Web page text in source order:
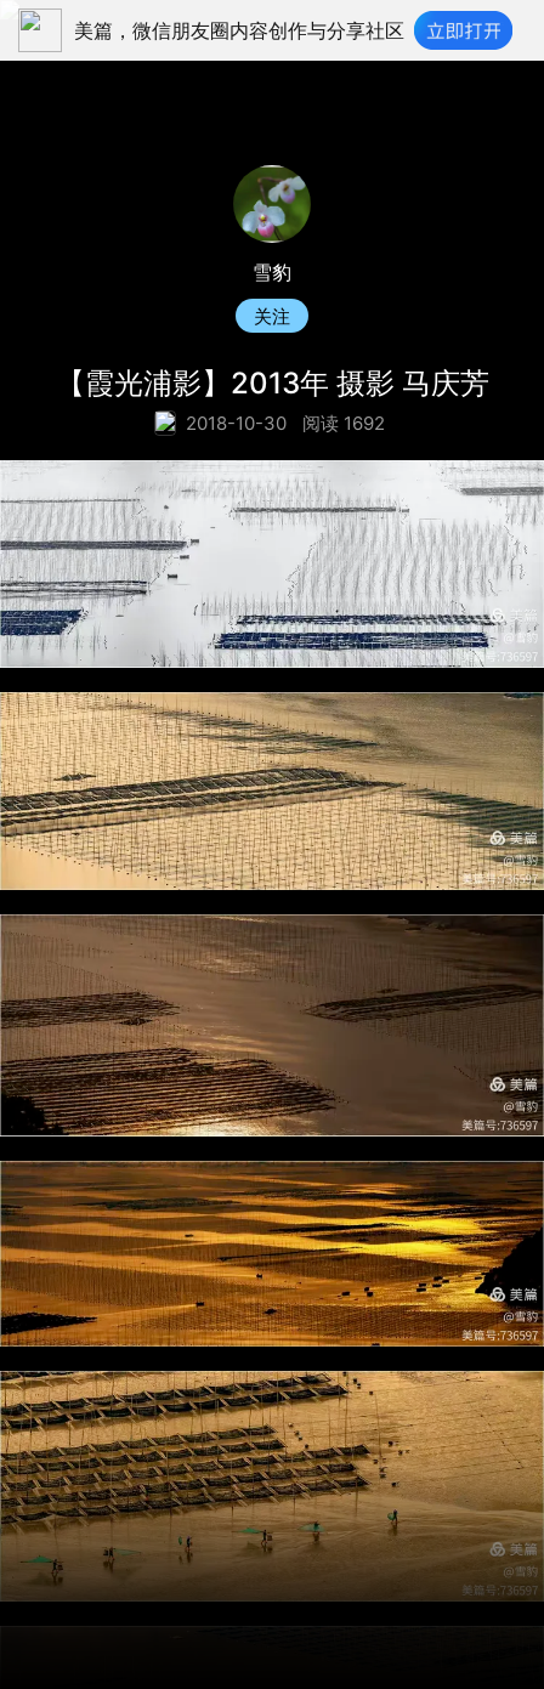
美篇，微信朋友圈内容创作与分享社区
雪豹
关注
【霞光浦影】2013年 摄影 马庆芳
2018-10-30 阅读 1692